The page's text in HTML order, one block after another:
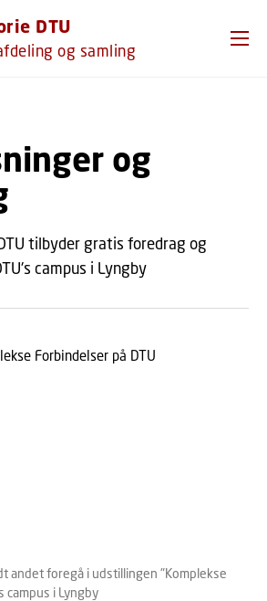
DTU
og samling
og
tilbyder gratis foredrag og
campus i Lyngby
andet foregå i udstillingen "Komplekse
campus i Lyngby